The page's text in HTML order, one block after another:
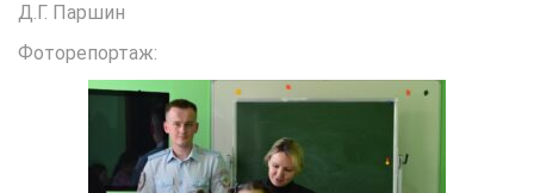
Д.Г. Паршин
Фоторепортаж: